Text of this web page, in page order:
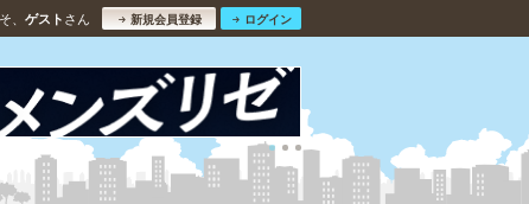
、 ゲスト さん 新規会員登録 ログイン